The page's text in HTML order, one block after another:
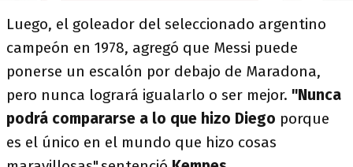
Luego, el goleador del seleccionado argentino
campeón en 1978, agregó que Messi puede
ponerse un escalón por debajo de Maradona,
pero nunca logrará igualarlo o ser mejor. "Nunca
podrá compararse a lo que hizo Diego porque
es el único en el mundo que hizo cosas